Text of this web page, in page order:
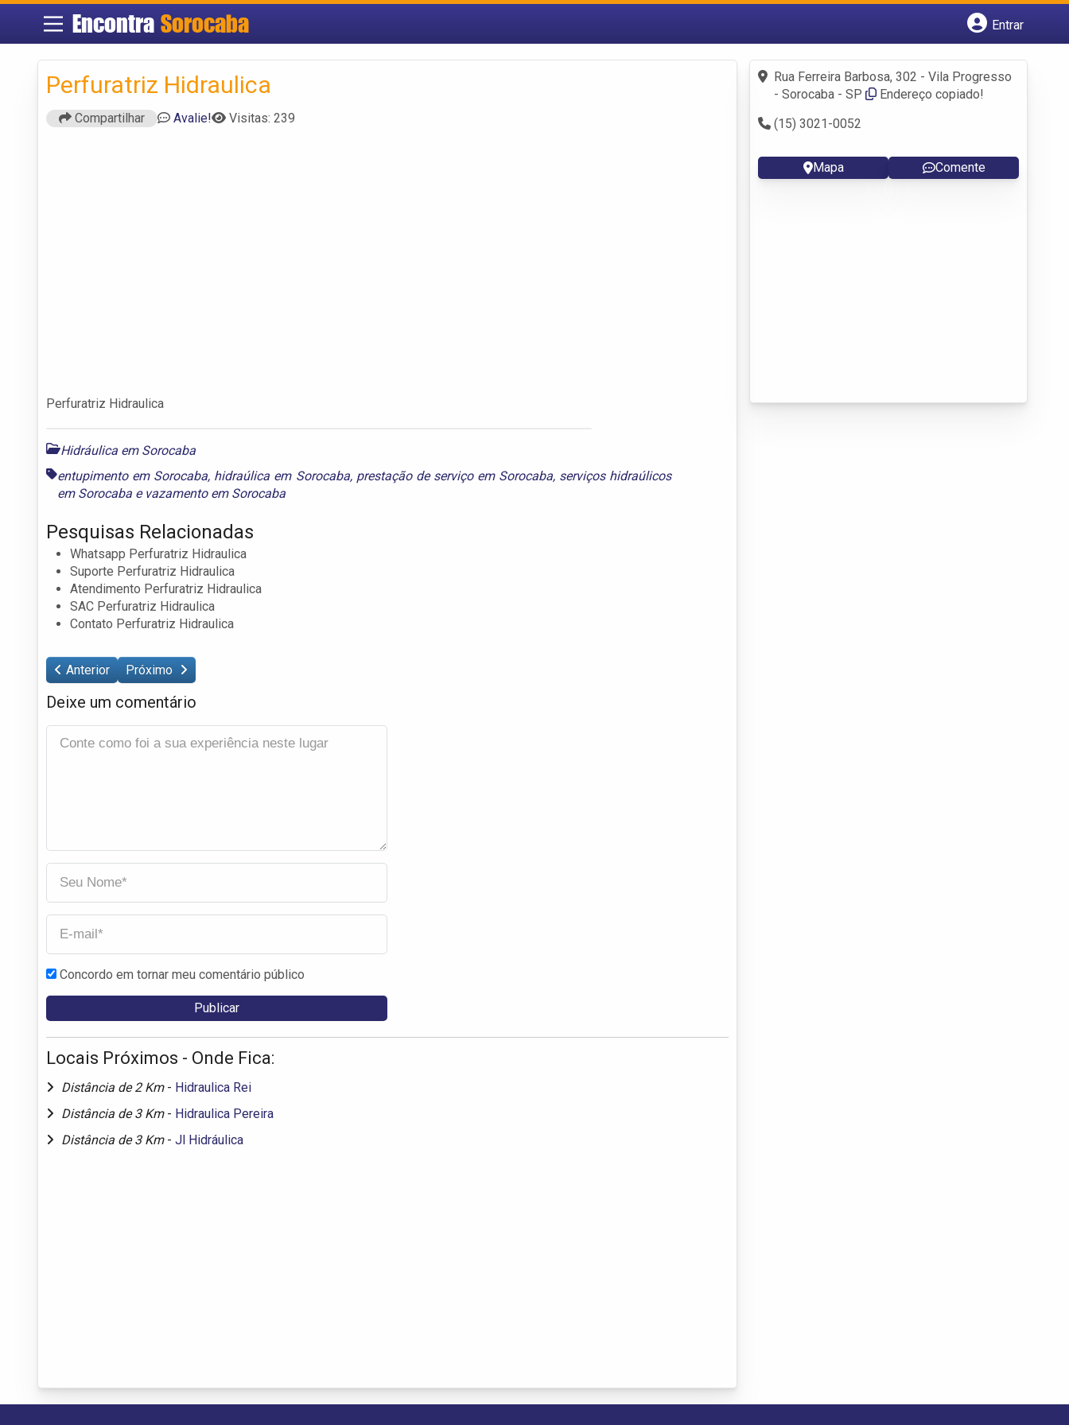
Encontra Sorocaba
Entrar
Fazer login
Criar conta
Perfuratriz Hidraulica
Compartilhar Avalie! Visitas: 239
Perfuratriz Hidraulica
Hidráulica em Sorocaba
entupimento em Sorocaba, hidraúlica em Sorocaba, prestação de serviço em Sorocaba, serviços hidraúlicos
em Sorocaba e vazamento em Sorocaba
Pesquisas Relacionadas
Whatsapp Perfuratriz Hidraulica
Suporte Perfuratriz Hidraulica
Atendimento Perfuratriz Hidraulica
SAC Perfuratriz Hidraulica
Contato Perfuratriz Hidraulica
Anterior Próximo
Deixe um comentário
Concordo em tornar meu comentário público
Locais Próximos - Onde Fica:
Distância de 2 Km - Hidraulica Rei
Distância de 3 Km - Hidraulica Pereira
Distância de 3 Km - Jl Hidráulica
Rua Ferreira Barbosa, 302 - Vila Progresso
- Sorocaba - SP
Endereço copiado!
(15) 3021-0052
Mapa Comente